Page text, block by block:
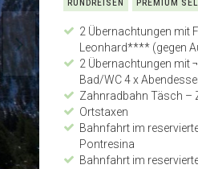
RUNDREISEN PREMIUM
2 Übernachtungen mit
Leonhard**** (gegen
2 Übernachtungen mit
Bad/WC 4 x
Zahnradbahn
Ortstaxen
Bahnfahrt im
Pontresina
Bahnfahrt im